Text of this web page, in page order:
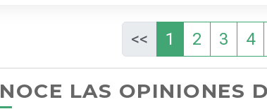
<< 1 2 3 4
LAS OPINIONES